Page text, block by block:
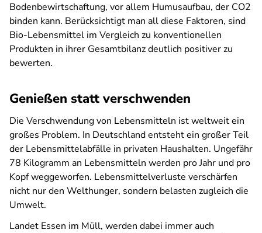
Bodenbewirtschaftung, vor allem Humusaufbau, der CO2
binden kann. Berücksichtigt man all diese Faktoren, sind
Bio-Lebensmittel im Vergleich zu konventionellen
Produkten in ihrer Gesamtbilanz deutlich positiver zu
bewerten.
Genießen statt verschwenden
Die Verschwendung von Lebensmitteln ist weltweit ein
großes Problem. In Deutschland entsteht ein großer Teil
der Lebensmittelabfälle in privaten Haushalten. Ungefähr
78 Kilogramm an Lebensmitteln werden pro Jahr und pro
Kopf weggeworfen. Lebensmittelverluste verschärfen
nicht nur den Welthunger, sondern belasten zugleich die
Umwelt.
Landet Essen im Müll, werden dabei immer auch